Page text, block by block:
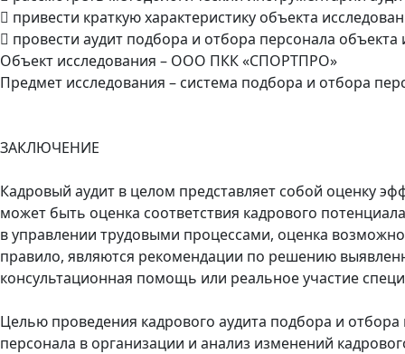
 привести краткую характеристику объекта
 провести аудит подбора и отбора персонала объекта
Объект исследования – ООО ПКК «СПОРТПРО»
Предмет исследования – система подбора и отбора
ЗАКЛЮЧЕНИЕ
Кадровый аудит в целом представляет собой оценку
может быть оценка соответствия кадрового
в управлении трудовыми процессами, оценка
правило, являются рекомендации по решению
консультационная помощь или реальное участие
Целью проведения кадрового аудита подбора и
персонала в организации и анализ изменений